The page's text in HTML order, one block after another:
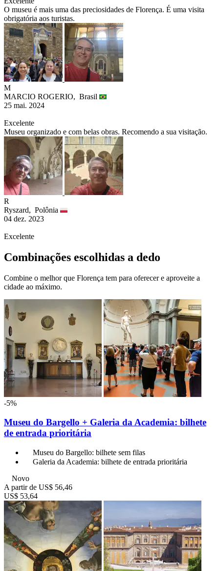
O museu é mais uma das preciosidades de Florença. É uma visita
obrigatória aos turistas.
M
MARCIO ROGERIO, Brasil
25 mai. 2024
Excelente
Museu organizado e com belas obras. Recomendo a sua visitação.
R
Ryszard, Polônia
04 dez. 2023
Excelente
Combinações escolhidas a dedo
Combine o melhor que Florença tem para oferecer e aproveite a
cidade ao máximo.
-5%
Museu do Bargello + Galeria da Academia: bilhete
de entrada prioritária
Museu do Bargello: bilhete sem filas
Galeria da Academia: bilhete de entrada prioritária
Novo
A partir de US$ 56,46
US$ 53,64